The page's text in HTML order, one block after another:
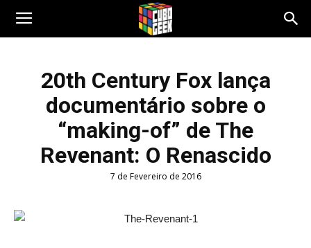
20th Century Fox lança
documentário sobre o
“making-of” de The
Revenant: O Renascido
7 de Fevereiro de 2016